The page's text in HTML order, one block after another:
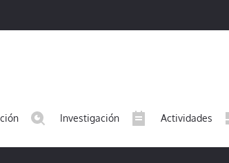
Investigación Actividades